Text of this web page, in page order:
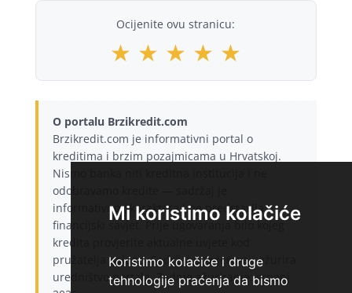
Mi koristimo kolačiće
Koristimo kolačiće i druge
tehnologije praćenja da bismo
Ocijenite ovu stranicu:
★ ★ ★ ★ ★
O portalu Brzikredit.com
Brzikredit.com je informativni portal o
kreditima i brzim pozajmicama u Hrvatskoj.
Nismo banka niti kreditna institucija i ne
odobravamo kredite — sadržaj je
informativnog karaktera i ne predstavlja
financijski savjet. Prije ugovaranja bilo kojeg
kredita provjerite aktualne uvjete kod
pružatelja usluge. Sadržaj provjerava i ažurira
uredništvo portala. Zadnje ažuriranje: srpanj